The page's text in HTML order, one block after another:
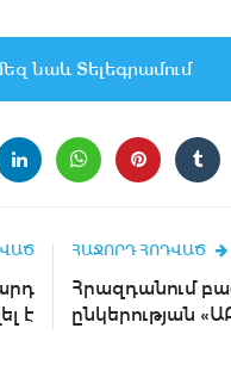
նաև Տելեգրամում
է
ՀԱՋՈՐԴ ՀՈԴՎԱԾ
Հրազդանում
ընկերության